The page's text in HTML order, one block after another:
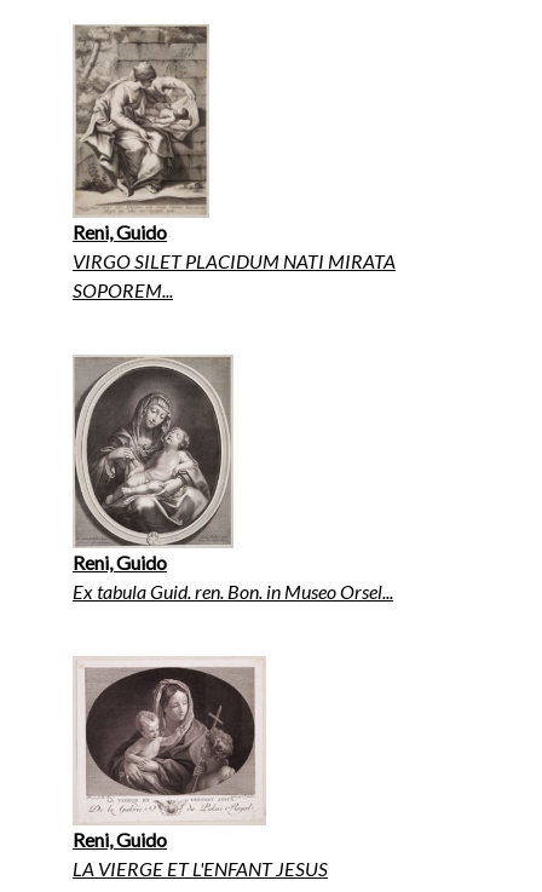
Reni, Guido
VIRGO SILET PLACIDUM NATI MIRATA
SOPOREM...
Reni, Guido
Ex tabula Guid. ren. Bon. in Museo Orsel...
Reni, Guido
LA VIERGE ET L'ENFANT JESUS